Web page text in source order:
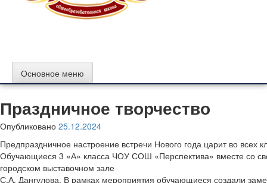
Основное меню
Праздничное творчество
Опубликовано 25.12.2024
Предпраздничное настроение встречи Нового года царит во всех
Обучающиеся 3 «А» класса ЧОУ СОШ «Перспектива» вместе со
городском выставочном зале
С.А. Дангулова. В рамках мероприятия обучающиеся создали